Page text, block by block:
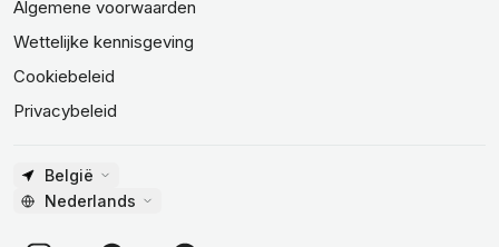
Algemene voorwaarden
Wettelijke kennisgeving
Cookiebeleid
Privacybeleid
België
Nederlands